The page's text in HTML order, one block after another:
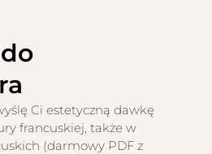
Ci estetyczną dawkę
francuskiej, także w
(darmowy PDF z